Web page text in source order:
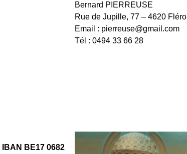
Bernard PIERREUSE
Rue de Jupille, 77 – 4620
Email : pierreuse@gmail.com
Tél : 0494 33 66 28
IBAN BE17 0682